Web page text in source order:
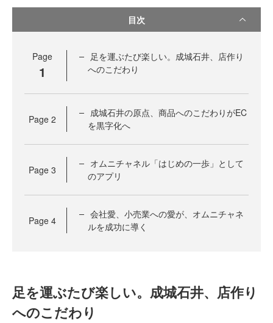
目次
Page
1
足を運ぶたび楽しい。成城石井、店作り
へのこだわり
Page 2
成城石井の原点、商品へのこだわりがEC
を黒字化へ
Page 3
オムニチャネル「はじめの一歩」として
のアプリ
Page 4
会社愛、小売業への愛が、オムニチャネ
ルを成功に導く
足を運ぶたび楽しい。成城石井、店作り
へのこだわり